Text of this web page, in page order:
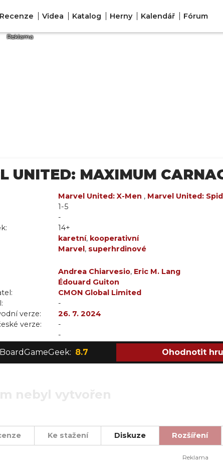
Recenze Videa Katalog Herny Kalendář Fórum
UNITED: MAXIMUM
Marvel United: X-Men , Marvel United:
Marvel United
1-5
-
14+
karetní, kooperativní
Marvel, superhrdinové
Andrea Chiarvesio, Eric M. Lang
Édouard Guiton
CMON Global Limited
-
verze:
26. 7. 2024
verze:
-
-
8.7 Ohodnotit hru
Ke stažení Diskuze Rozšíření